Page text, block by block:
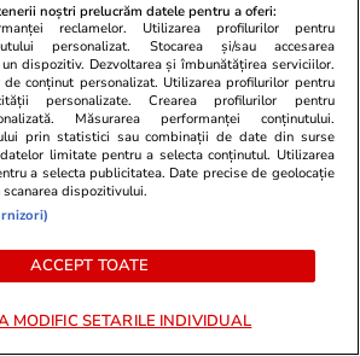
a salarizării s-
înregistrării
21:04
mutate din
Pîslaru.
noștri prelucrăm datele pentru a oferi:
reclamelor. Utilizarea profilurilor pentru
personalizat. Stocarea și/sau accesarea
dispozitiv. Dezvoltarea și îmbunătățirea serviciilor.
conținut personalizat. Utilizarea profilurilor pentru
personalizate. Crearea profilurilor pentru
Măsurarea performanței conținutului.
prin statistici sau combinații de date din surse
limitate pentru a selecta conținutul. Utilizarea
a selecta publicitatea. Date precise de geolocație
dispozitivului.
ACCEPT TOATE
MODIFIC SETARILE INDIVIDUAL